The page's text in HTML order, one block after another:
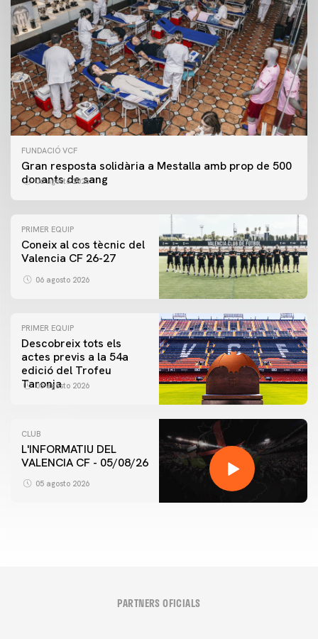
FUNDACIÓ VCF
Gran resposta solidària a Mestalla amb prop de 500
donants de sang
06 agosto 2026
PRIMER EQUIP
Coneix al cos tècnic del
Valencia CF 26-27
06 agosto 2026
PRIMER EQUIP
Descobreix tots els
actes previs a la 54a
edició del Trofeu
Taronja
06 agosto 2026
CLUB
L'INFORMATIU DEL
VALENCIA CF - 05/08/26
05 agosto 2026
PARTNERS OFICIALS